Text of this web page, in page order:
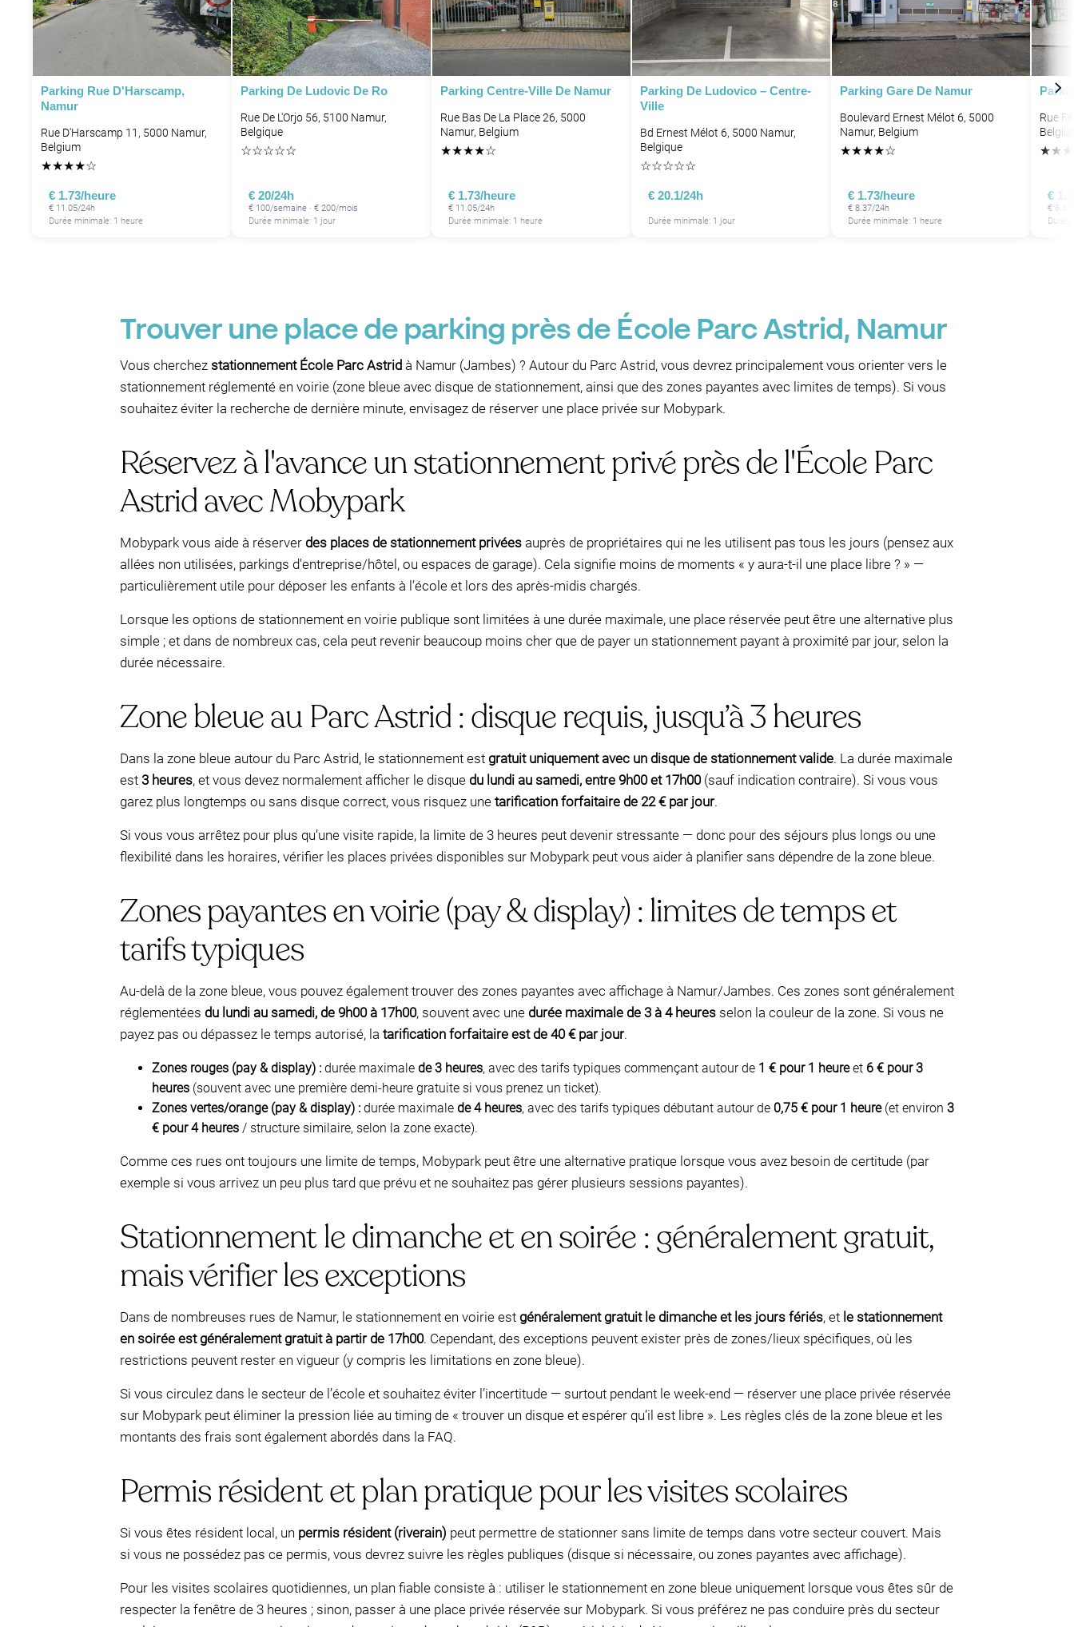
Parking Rue D'Harscamp,
Namur
Rue D'Harscamp 11, 5000 Namur,
Belgium
★★★★☆
€ 1.73/heure
€ 11.05/24h
Durée minimale: 1 heure
Parking De Ludovic De Ro
Rue De L'Orjo 56, 5100 Namur,
Belgique
☆☆☆☆☆
€ 20/24h
€ 100/semaine · € 200/mois
Durée minimale: 1 jour
Parking Centre-Ville De Namur
Rue Bas De La Place 26, 5000
Namur, Belgium
★★★★☆
€ 1.73/heure
€ 11.05/24h
Durée minimale: 1 heure
Parking De Ludovico – Centre-
Ville
Bd Ernest Mélot 6, 5000 Namur,
Belgique
☆☆☆☆☆
€ 20.1/24h
Durée minimale: 1 jour
Parking Gare De Namur
Boulevard Ernest Mélot 6, 5000
Namur, Belgium
★★★★☆
€ 1.73/heure
€ 8.37/24h
Durée minimale: 1 heure
Rue
★★ ★
€
€
Durée
Trouver une place de parking près de École Parc Astrid, Namur
Vous cherchez stationnement École Parc Astrid à Namur (Jambes) ? Autour du Parc Astrid, vous devrez principalement vous orienter vers le
stationnement réglementé en voirie (zone bleue avec disque de stationnement, ainsi que des zones payantes avec limites de temps). Si vous
souhaitez éviter la recherche de dernière minute, envisagez de réserver une place privée sur Mobypark.
Réservez à l'avance un stationnement privé près de l'École Parc
Astrid avec Mobypark
Mobypark vous aide à réserver des places de stationnement privées auprès de propriétaires qui ne les utilisent pas tous les jours (pensez aux
allées non utilisées, parkings d'entreprise/hôtel, ou espaces de garage). Cela signifie moins de moments « y aura-t-il une place libre ? » —
particulièrement utile pour déposer les enfants à l’école et lors des après-midis chargés.
Lorsque les options de stationnement en voirie publique sont limitées à une durée maximale, une place réservée peut être une alternative plus
simple ; et dans de nombreux cas, cela peut revenir beaucoup moins cher que de payer un stationnement payant à proximité par jour, selon la
durée nécessaire.
Zone bleue au Parc Astrid : disque requis, jusqu’à 3 heures
Dans la zone bleue autour du Parc Astrid, le stationnement est gratuit uniquement avec un disque de stationnement valide. La durée maximale
est 3 heures, et vous devez normalement afficher le disque du lundi au samedi, entre 9h00 et 17h00(sauf indication contraire). Si vous vous
garez plus longtemps ou sans disque correct, vous risquez une tarification forfaitaire de 22 € par jour.
Si vous vous arrêtez pour plus qu’une visite rapide, la limite de 3 heures peut devenir stressante — donc pour des séjours plus longs ou une
flexibilité dans les horaires, vérifier les places privées disponibles sur Mobypark peut vous aider à planifier sans dépendre de la zone bleue.
Zones payantes en voirie (pay & display) : limites de temps et
tarifs typiques
Au-delà de la zone bleue, vous pouvez également trouver des zones payantes avec affichage à Namur/Jambes. Ces zones sont généralement
réglementées du lundi au samedi, de 9h00 à 17h00, souvent avec une durée maximale de 3 à 4 heures selon la couleur de la zone. Si vous ne
payez pas ou dépassez le temps autorisé, la tarification forfaitaire est de 40 € par jour.
Zones rouges (pay & display) : durée maximale de 3 heures, avec des tarifs typiques commençant autour de 1 € pour 1 heureet 6 € pour 3
heures (souvent avec une première demi-heure gratuite si vous prenez un ticket).
Zones vertes/orange (pay & display) : durée maximale de 4 heures, avec des tarifs typiques débutant autour de 0,75 € pour 1 heure(et environ 3
€ pour 4 heures / structure similaire, selon la zone exacte).
Comme ces rues ont toujours une limite de temps, Mobypark peut être une alternative pratique lorsque vous avez besoin de certitude (par
exemple si vous arrivez un peu plus tard que prévu et ne souhaitez pas gérer plusieurs sessions payantes).
Stationnement le dimanche et en soirée : généralement gratuit,
mais vérifier les exceptions
Dans de nombreuses rues de Namur, le stationnement en voirie est généralement gratuit le dimanche et les jours fériés, et le stationnement
en soirée est généralement gratuit à partir de 17h00. Cependant, des exceptions peuvent exister près de zones/lieux spécifiques, où les
restrictions peuvent rester en vigueur (y compris les limitations en zone bleue).
Si vous circulez dans le secteur de l’école et souhaitez éviter l’incertitude — surtout pendant le week-end — réserver une place privée réservée
sur Mobypark peut éliminer la pression liée au timing de « trouver un disque et espérer qu’il est libre ». Les règles clés de la zone bleue et les
montants des frais sont également abordés dans la FAQ.
Permis résident et plan pratique pour les visites scolaires
Si vous êtes résident local, un permis résident (riverain) peut permettre de stationner sans limite de temps dans votre secteur couvert. Mais
si vous ne possédez pas ce permis, vous devrez suivre les règles publiques (disque si nécessaire, ou zones payantes avec affichage).
Pour les visites scolaires quotidiennes, un plan fiable consiste à : utiliser le stationnement en zone bleue uniquement lorsque vous êtes sûr de
respecter la fenêtre de 3 heures ; sinon, passer à une place privée réservée sur Mobypark. Si vous préférez ne pas conduire près du secteur